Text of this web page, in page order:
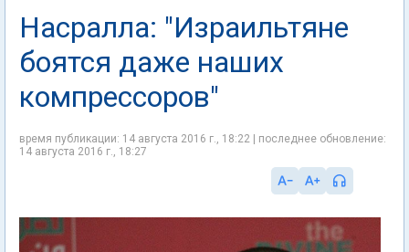
Насралла: "Израильтяне
боятся даже наших
компрессоров"
время публикации: 14 августа 2016 г., 18:22 | последнее обновление:
14 августа 2016 г., 18:27